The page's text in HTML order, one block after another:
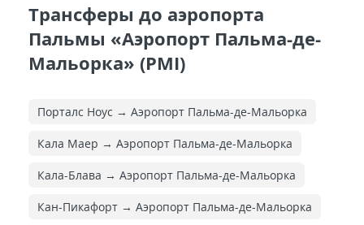
Трансферы до аэропорта
Пальмы «Аэропорт Пальма-де-
Мальорка» (PMI)
Порталс Ноус → Аэропорт Пальма-де-Мальорка
Кала Маер → Аэропорт Пальма-де-Мальорка
Кала-Блава → Аэропорт Пальма-де-Мальорка
Кан-Пикафорт → Аэропорт Пальма-де-Мальорка